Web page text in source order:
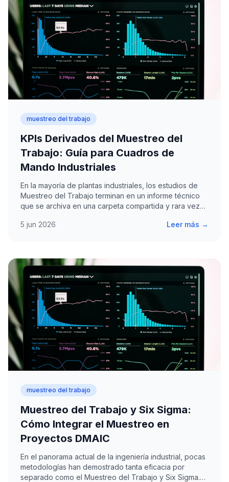
muestreo del trabajo
KPIs Derivados del Muestreo del
Trabajo: Guía para Cuadros de
Mando Industriales
En la mayoría de plantas industriales, los estudios de
Muestreo del Trabajo terminan en un informe técnico
que se archiva en una carpeta compartida y rara vez…
5 jun 2026 Leer más →
muestreo del trabajo
Muestreo del Trabajo y Six Sigma:
Cómo Integrar el Muestreo en
Proyectos DMAIC
En el panorama actual de la ingeniería industrial, pocas
metodologías han demostrado tanta eficacia por
separado como el Muestreo del Trabajo y Six Sigma.